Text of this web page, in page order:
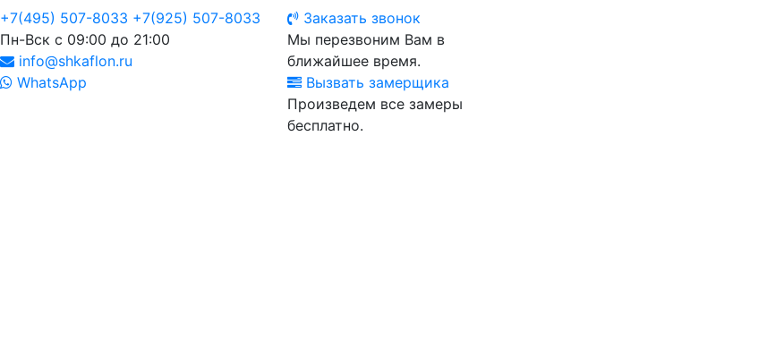
+7(495) 507-8033 +7(925) 507-8033
Пн-Вск с 09:00 до 21:00
info@shkaflon.ru
WhatsApp
Заказать звонок
Мы перезвоним Вам в
ближайшее время.
Вызвать замерщика
Произведем все замеры
бесплатно.